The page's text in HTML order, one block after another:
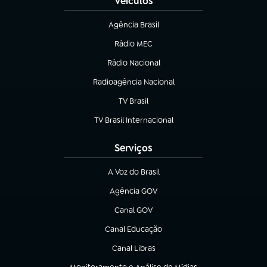
Agência Brasil
(abre em nova aba)
Rádio MEC
Rádio Nacional
(abre em nova aba)
Radioagência Nacional
(abre em nova aba)
TV Brasil
(abre em nova aba)
TV Brasil Internacional
(abre em nova aba)
Serviços
A Voz do Brasil
(abre em nova aba)
Agência GOV
(abre em nova aba)
Canal GOV
(abre em nova aba)
Canal Educação
(abre em nova aba)
Canal Libras
(abre em nova aba)